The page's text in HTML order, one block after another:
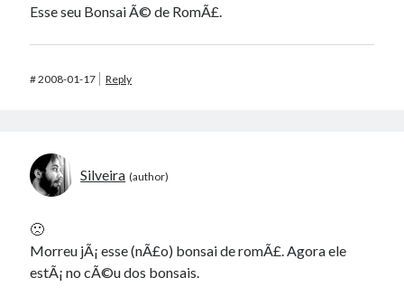
Esse seu Bonsai Ã© de RomÃ£.
#2008-01-17 Reply
Silveira
🙁
Morreu jÃ¡ esse (nÃ£o) bonsai de romÃ£. Agora ele
estÃ¡ no cÃ©u dos bonsais.